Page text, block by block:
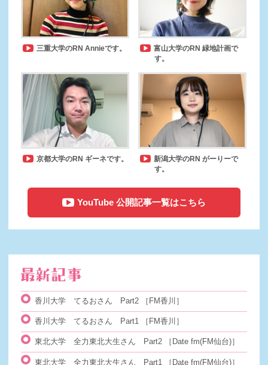
三重大学のRN Annieです。
富山大学のRN 緑地計画で
す。
京都大学のRN ギーネです。
新潟大学のRN がーりーで
す。
YouTube 公開記事一覧はこちら
香川大学 てるおさん Part2 ［FM香川］
香川大学 てるおさん Part1 ［FM香川］
東北大学 全力東北大生さん Part2 ［Date fm(FM仙台)］
東北大学 全力東北大生さん Part1 ［Date fm(FM仙台)］